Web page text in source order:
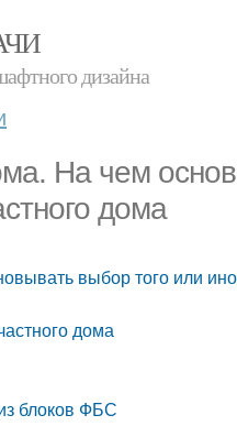
дизайна
На чем
дома
выбор того или
дома
блоков ФБС